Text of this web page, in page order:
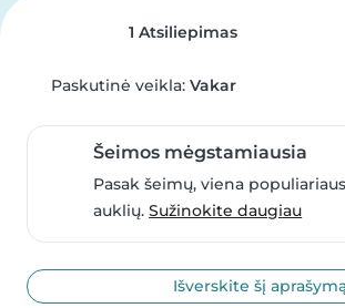
1 Atsiliepimas
Paskutinė veikla: Vakar
Šeimos mėgstamiausia
Pasak šeimų, viena
auklių.Sužinokite daugiau
Išverskite šį